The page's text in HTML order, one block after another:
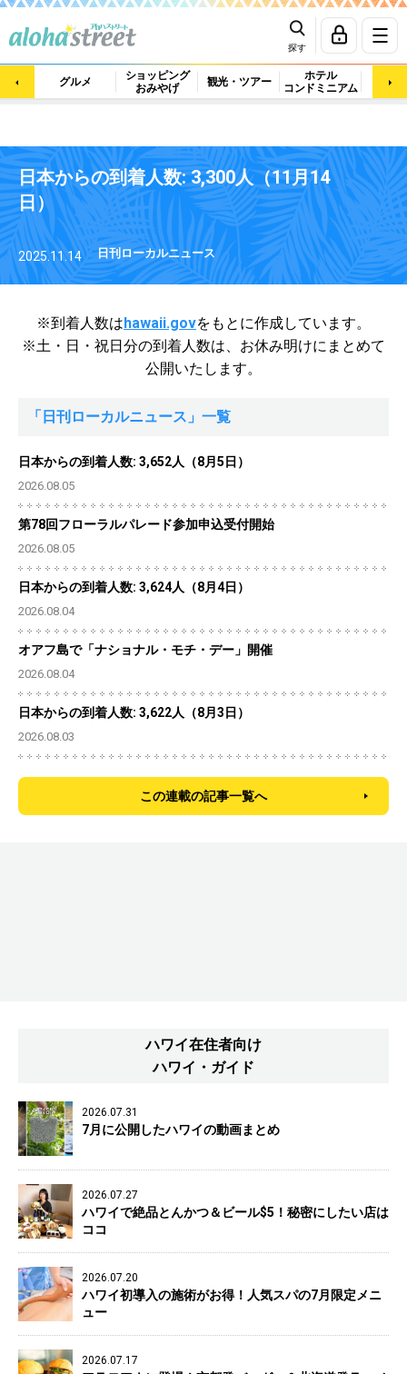
探す
グルメ
ショッピング
おみやげ
観光・ツアー
ホテル
コンドミニアム
マッ
日本からの到着人数: 3,300人（11月14
日）
2025.11.14 日刊ローカルニュース
※到着人数はhawaii.govをもとに作成しています。
※土・日・祝日分の到着人数は、 お休み明けにまとめて
公開いたします。
「日刊ローカルニュース」一覧
日本からの到着人数: 3,652人（8月5日）
2026.08.05
第78回フローラルパレード参加申込受付開始
2026.08.05
日本からの到着人数: 3,624人（8月4日）
2026.08.04
オアフ島で「ナショナル・モチ・デー」開催
2026.08.04
日本からの到着人数: 3,622人（8月3日）
2026.08.03
この連載の記事一覧へ
ハワイ在住者向け
ハワイ・ガイド
2026.07.31
7月に公開したハワイの動画まとめ
2026.07.27
ハワイで絶品とんかつ＆ビール$5！秘密にしたい店は
ココ
2026.07.20
ハワイ初導入の施術がお得！人気スパの7月限定メニ
ュー
2026.07.17